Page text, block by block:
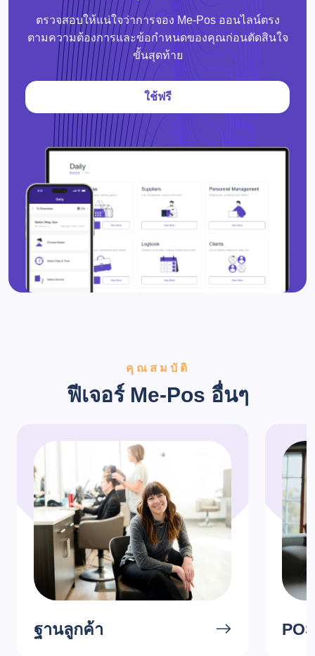
ตรวจสอบให้แน่ใจว่าการจอง Me-Pos ออนไลน์ตรง
ตามความต้องการและข้อกำหนดของคุณก่อนตัดสินใจ
ขั้นสุดท้าย
ใช้ฟรี
คุณสมบัติ
ฟีเจอร์ Me-Pos อื่นๆ
ฐานลูกค้า